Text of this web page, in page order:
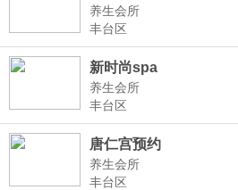
养生会所
丰台区
新时尚spa
养生会所
丰台区
唐仁宫预约
养生会所
丰台区